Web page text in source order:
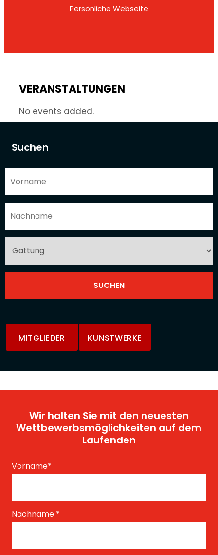
Suchen
MITGLIEDER KUNSTWERKE
Persönliche Webseite
VERANSTALTUNGEN
No events added.
Wir halten Sie mit den neuesten
Wettbewerbsmöglichkeiten auf dem
Laufenden
Vorname*
Nachname *